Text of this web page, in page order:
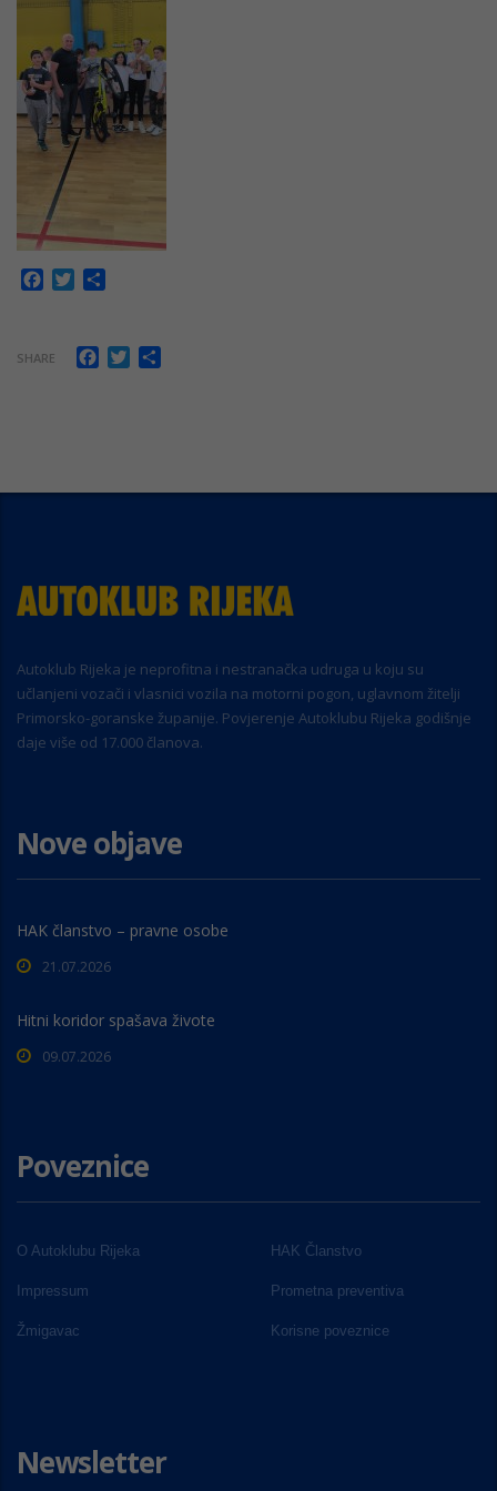
Facebook
Twitter
SHARE Facebook
Twitter
Autoklub Rijeka je neprofitna i nestranačka udruga u koju su
učlanjeni vozači i vlasnici vozila na motorni pogon, uglavnom žitelji
Primorsko-goranske županije. Povjerenje Autoklubu Rijeka godišnje
daje više od 17.000 članova.
Nove objave
HAK članstvo – pravne osobe
21.07.2026
Hitni koridor spašava živote
09.07.2026
Poveznice
O Autoklubu Rijeka HAK Članstvo
Impressum Prometna preventiva
Žmigavac Korisne poveznice
Newsletter